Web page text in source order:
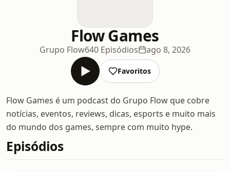
Flow Games
Grupo Flow640 Episódios ago 8, 2026
Favoritos
Flow Games é um podcast do Grupo Flow que cobre
notícias, eventos, reviews, dicas, esports e muito mais
do mundo dos games, sempre com muito hype.
Episódios